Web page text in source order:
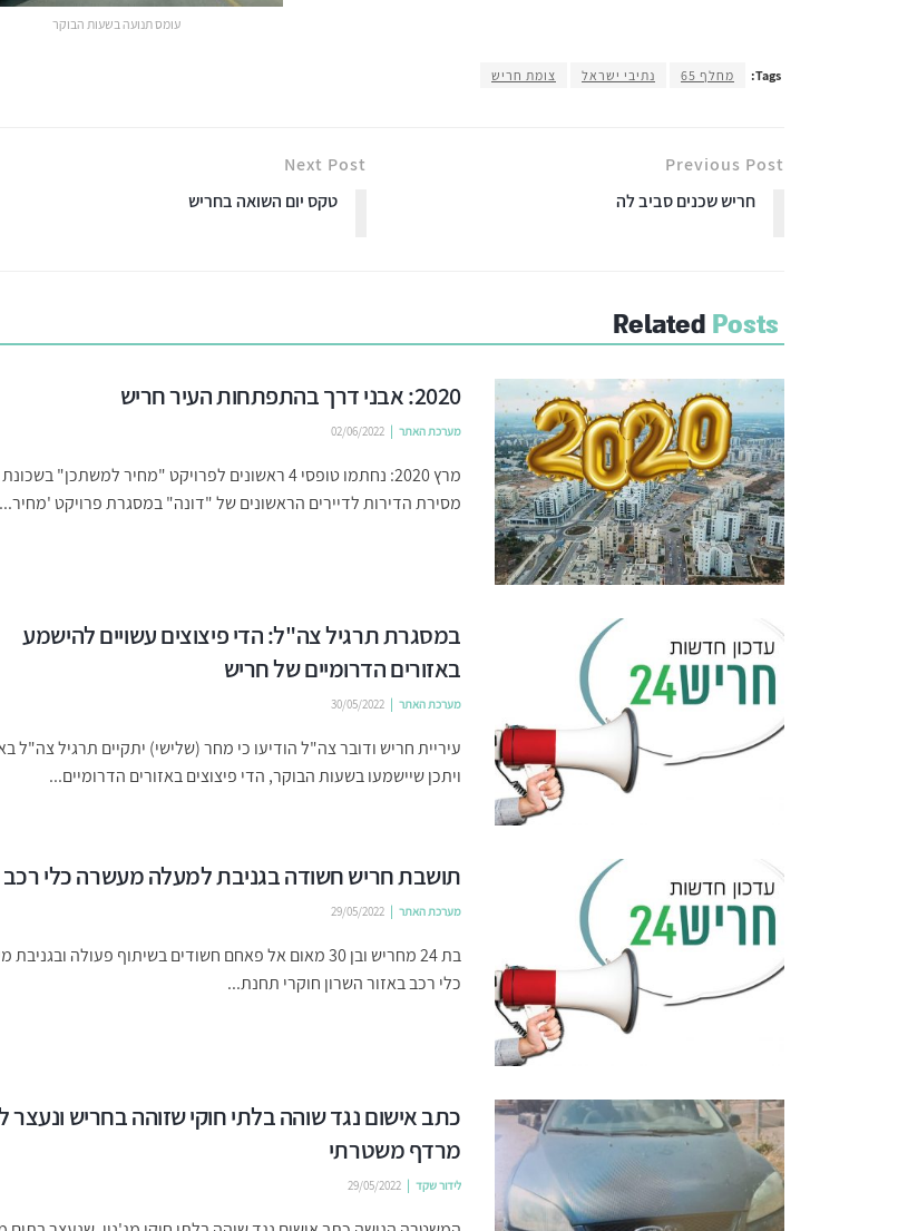
עומס תנועה בשעות הבוקר
Tags: מחלף 65 נתיבי ישראל צומת חריש
Previous Post
חריש שכנים סביב לה
Next Post
טקס יום השואה בחריש
Related Posts
2020: אבני דרך בהתפתחות העיר חריש
מערכת האתר 02/06/2022
מרץ 2020: נחתמו טופסי 4 ראשונים לפרויקט "מחיר למשתכן"
מסירת הדירות לדיירים הראשונים של "דונה" במסגרת פרויקט 'מחיר...
במסגרת תרגיל צה"ל: הדי פיצוצים עשויים להישמע
באזורים הדרומיים של חריש
מערכת האתר 30/05/2022
עיריית חריש ודובר צה"ל הודיעו כי מחר (שלישי) יתקיים תרגיל צה"ל
ויתכן שיישמעו בשעות הבוקר, הדי פיצוצים באזורים הדרומיים...
תושבת חריש חשודה בגניבת למעלה מעשרה כלי רכב
מערכת האתר 29/05/2022
כלי רכב באזור השרון חוקרי תחנת...
כתב אישום נגד שוהה בלתי חוקי שזוהה בחריש ונעצר
מרדף משטרתי
לידור שקד 29/05/2022